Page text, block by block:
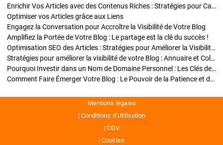
Enrichir Vos Articles avec des Contenus Riches : Stratégies pour Captiver et Optimiser
Optimiser vos Articles grâce aux Liens
Engagez la Conversation pour Accroître la Visibilité de Votre Blog
Amplifiez la Portée de Votre Blog : Le partage est la clé du succès !
Optimisation SEO des Articles : Stratégies pour Améliorer la Visibilité de Votre Blog
Stratégies pour améliorer la visibilité de votre Blog : Annuaire et Collaborations
Pourquoi Investir dans un Nom de Domaine Personnel : Les Clés de la Réussite de Votre Blog
Comment Faire Émerger Votre Blog : Le Pouvoir de la Patience et de la Persévérance
Mentions légales
Conditions d’Utilisation
CGV
Cookies